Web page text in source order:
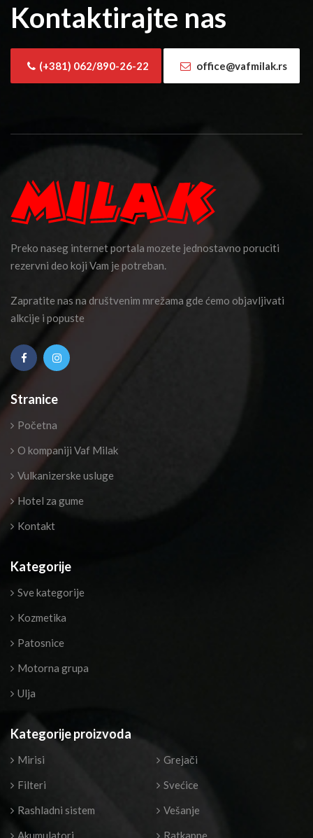
Kontaktirajte nas
(+381) 062/890-26-22 office@vafmilak.rs
Preko naseg internet portala mozete jednostavno poruciti
rezervni deo koji Vam je potreban.
Zapratite nas na društvenim mrežama gde ćemo objavljivati
alkcije i popuste
Stranice
Početna
O kompaniji Vaf Milak
Vulkanizerske usluge
Hotel za gume
Kontakt
Kategorije
Sve kategorije
Kozmetika
Patosnice
Motorna grupa
Ulja
Kategorije proizvoda
Mirisi
Filteri
Rashladni sistem
Akumulatori
Grejači
Svećice
Vešanje
Ratkapne